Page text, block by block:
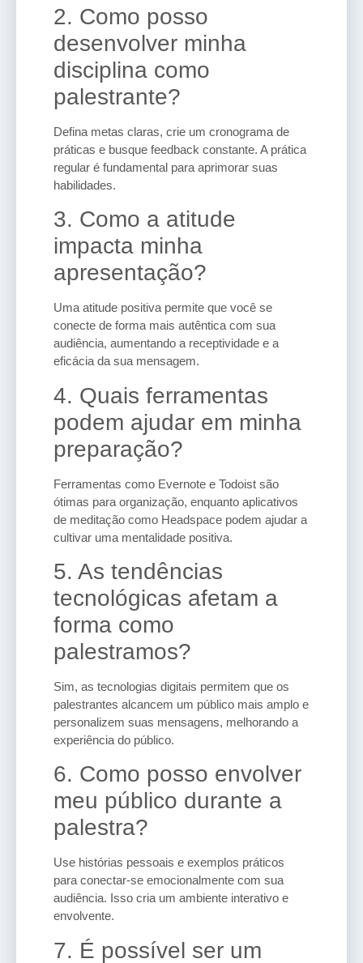
2. Como posso
desenvolver minha
disciplina como
palestrante?
Defina metas claras, crie um cronograma de
práticas e busque feedback constante. A prática
regular é fundamental para aprimorar suas
habilidades.
3. Como a atitude
impacta minha
apresentação?
Uma atitude positiva permite que você se
conecte de forma mais autêntica com sua
audiência, aumentando a receptividade e a
eficácia da sua mensagem.
4. Quais ferramentas
podem ajudar em minha
preparação?
Ferramentas como Evernote e Todoist são
ótimas para organização, enquanto aplicativos
de meditação como Headspace podem ajudar a
cultivar uma mentalidade positiva.
5. As tendências
tecnológicas afetam a
forma como
palestramos?
Sim, as tecnologias digitais permitem que os
palestrantes alcancem um público mais amplo e
personalizem suas mensagens, melhorando a
experiência do público.
6. Como posso envolver
meu público durante a
palestra?
Use histórias pessoais e exemplos práticos
para conectar-se emocionalmente com sua
audiência. Isso cria um ambiente interativo e
envolvente.
7. É possível ser um